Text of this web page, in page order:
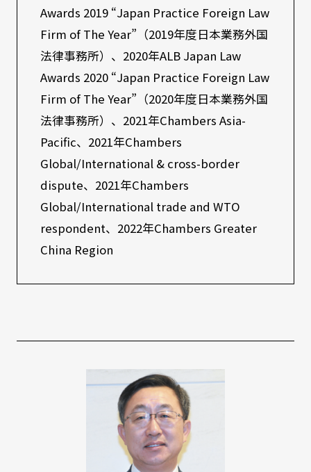
Awards 2019 “Japan Practice Foreign Law
Firm of The Year”（2019年度日本業務外国
法律事務所）、2020年ALB Japan Law
Awards 2020 “Japan Practice Foreign Law
Firm of The Year”（2020年度日本業務外国
法律事務所）、2021年Chambers Asia-
Pacific、2021年Chambers
Global/International & cross-border
dispute、2021年Chambers
Global/International trade and WTO
respondent、2022年Chambers Greater
China Region